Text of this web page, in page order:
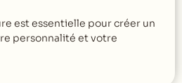
est essentielle pour créer un
personnalité et votre